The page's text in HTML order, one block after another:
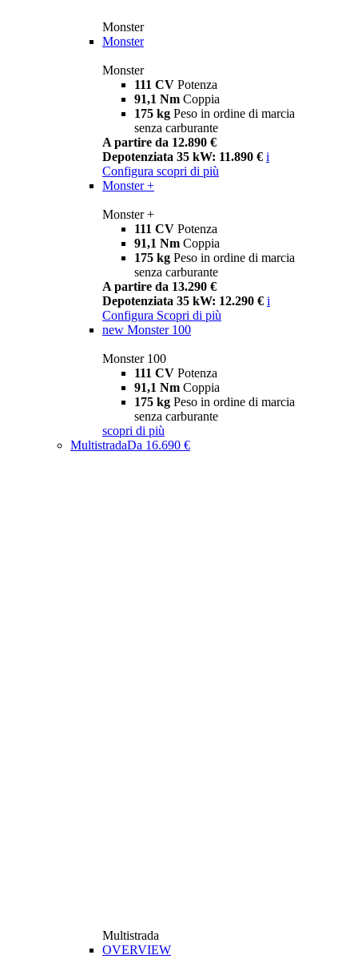
Monster
Monster
Monster
111 CV Potenza
91,1 Nm Coppia
175 kg Peso in ordine di marcia
senza carburante
A partire da 12.890 €
Depotenziata 35 kW: 11.890 € i
Configura scopri di più
Monster +
Monster +
111 CV Potenza
91,1 Nm Coppia
175 kg Peso in ordine di marcia
senza carburante
A partire da 13.290 €
Depotenziata 35 kW: 12.290 € i
Configura Scopri di più
new Monster 100
Monster 100
111 CV Potenza
91,1 Nm Coppia
175 kg Peso in ordine di marcia
senza carburante
scopri di più
MultistradaDa 16.690 €
Multistrada
OVERVIEW